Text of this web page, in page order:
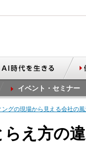
イベント・セミナー
ングの現場から見える会社の
え方の